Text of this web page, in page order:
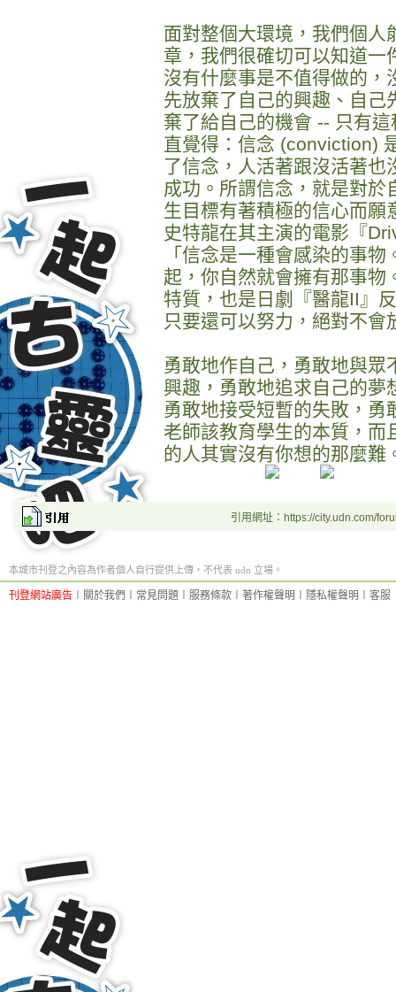
面對整個大環境，我們個人
章，我們很確切可以知道一
沒有什麼事是不值得做的，
先放棄了自己的興趣、自己
棄了給自己的機會 -- 只有
直覺得：信念 (conviction)
了信念，人活著跟沒活著也
成功。所謂信念，就是對於
生目標有著積極的信心而願
史特龍在其主演的電影『
「信念是一種會感染的事
起，你自然就會擁有那事物
特質，也是日劇『醫龍II』
只要還可以努力，絕對不會
勇敢地作自己，勇敢地與眾
興趣，勇敢地追求自己的夢
勇敢地接受短暫的失敗，勇
老師該教育學生的本質，而
的人其實沒有你想的那麼難
引用網址：https://city.udn.com/
本城市刊登之內容為作者個人自行提供上傳，不代表 udn 立場。
刊登網站廣告 關於我們 常見問題 服務條款 著作權聲明 隱私權聲明 客服